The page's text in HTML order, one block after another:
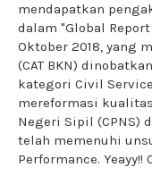
mendapatkan
dalam "Global
Oktober 2018, yang
(CAT BKN)
kategori Civil
mereformasi
Negeri Sipil (CPNS)
telah memenuhi
Performance. Yeayy!!